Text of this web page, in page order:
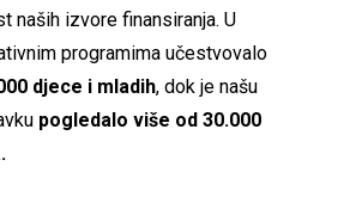
naših izvore finansiranja. U
programima učestvovalo
djece i mladih, dok je našu
pogledalo više od 30.000